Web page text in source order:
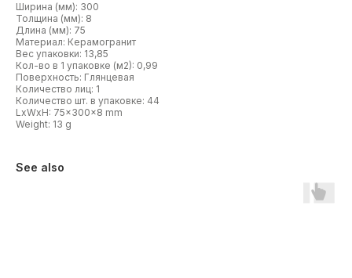
Ширина (мм): 300
Толщина (мм): 8
Длина (мм): 75
Материал: Керамогранит
Вес упаковки: 13,85
Кол-во в 1 упаковке (м2): 0,99
Поверхность: Глянцевая
Количество лиц: 1
Количество шт. в упаковке: 44
LxWxH: 75x300x8 mm
Weight: 13 g
See also